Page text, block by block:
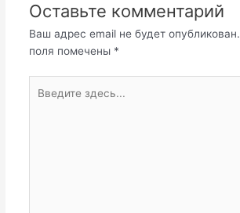
Оставьте комментарий
Ваш адрес email не будет опубликован.
поля помечены *
здесь...